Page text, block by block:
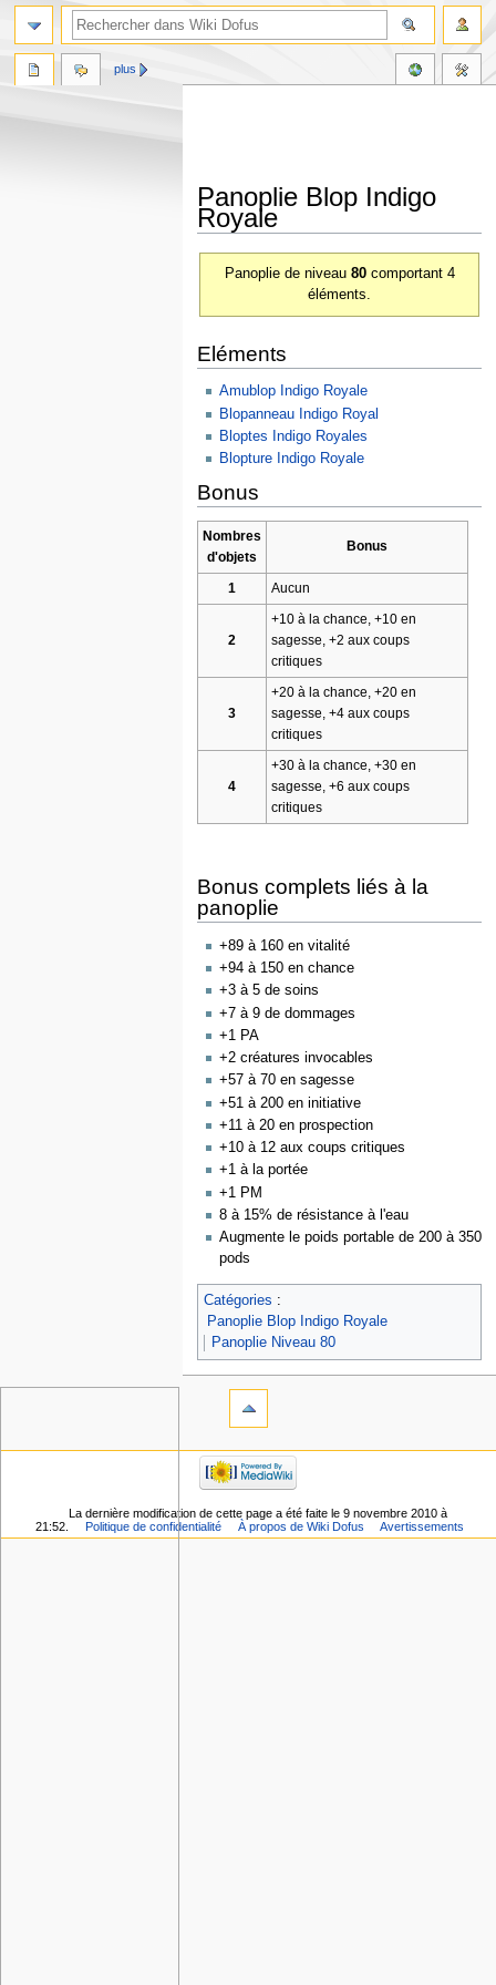
Panoplie Blop Indigo
Royale
Panoplie de niveau 80comportant 4
éléments.
Eléments
Amublop Indigo Royale
Blopanneau Indigo Royal
Bloptes Indigo Royales
Blopture Indigo Royale
Bonus
Nombres
d'objets
Bonus
1 Aucun
2
+10 à la chance, +10 en
sagesse, +2 aux coups
critiques
3
+20 à la chance, +20 en
sagesse, +4 aux coups
critiques
4
+30 à la chance, +30 en
sagesse, +6 aux coups
critiques
Bonus complets liés à la
panoplie
+89 à 160 en vitalité
+94 à 150 en chance
+3 à 5 de soins
+7 à 9 de dommages
+1 PA
+2 créatures invocables
+57 à 70 en sagesse
+51 à 200 en initiative
+11 à 20 en prospection
+10 à 12 aux coups critiques
+1 à la portée
+1 PM
8 à 15% de résistance à l'eau
Augmente le poids portable de 200 à 350
pods
Catégories :
Panoplie Blop Indigo Royale
Panoplie Niveau 80
plus
La dernière modification de cette page a été faite le 9 novembre 2010 à
21:52.
Politique de confidentialité À propos de Wiki Dofus Avertissements